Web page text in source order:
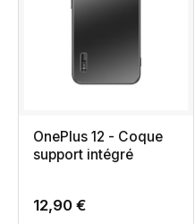
OnePlus 12 - Coque
support intégré
12,90 €